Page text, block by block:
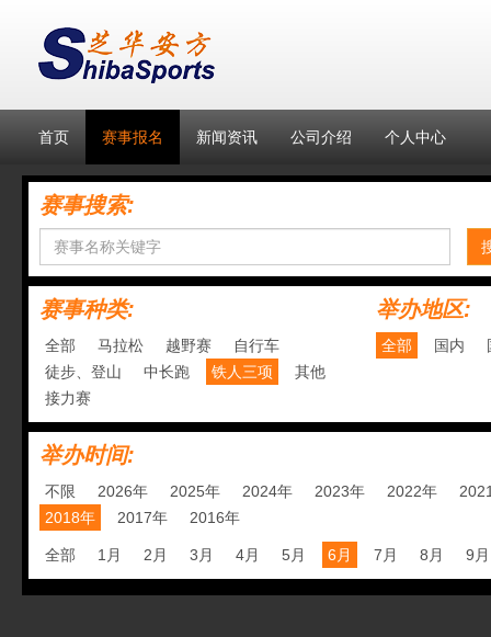
首页 赛事报名 新闻资讯 公司介绍 个人中心
赛事搜索:
赛事种类:
全部 马拉松 越野赛
自行车
徒步、登山
中长跑 铁人三项
其他
接力赛
举办地区:
全部 国内
举办时间:
不限 2026年 2025年 2024年 2023年 2022年
2018年
2017年 2016年
全部 1月 2月 3月 4月 5月 6月 7月 8月 9月